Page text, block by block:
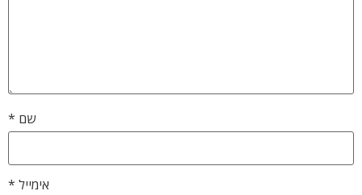
שם *
אימייל *